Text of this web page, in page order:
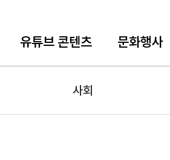
유튜브 콘텐츠 문화행사
사회